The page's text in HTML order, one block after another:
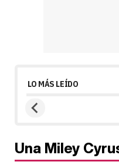
LO MÁS LEÍDO
Una Miley